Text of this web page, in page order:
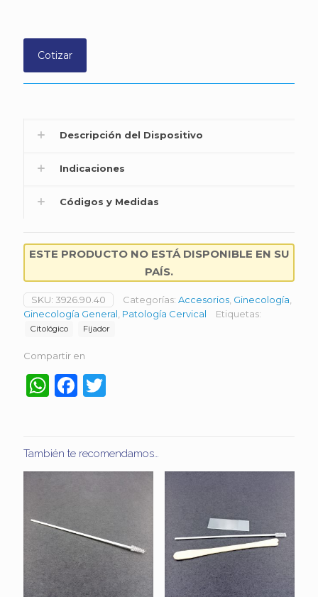
Cotizar
Descripción del Dispositivo
Indicaciones
Códigos y Medidas
ESTE PRODUCTO NO ESTÁ DISPONIBLE EN SU
PAÍS.
SKU: 3926.90.40 Categorías: Accesorios Ginecología
Ginecología General Patología Cervical Etiquetas:
Citológico Fijador
Compartir en
WhatsApp
Facebook
También te recomendamos…